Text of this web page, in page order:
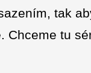
tak
Chceme tu